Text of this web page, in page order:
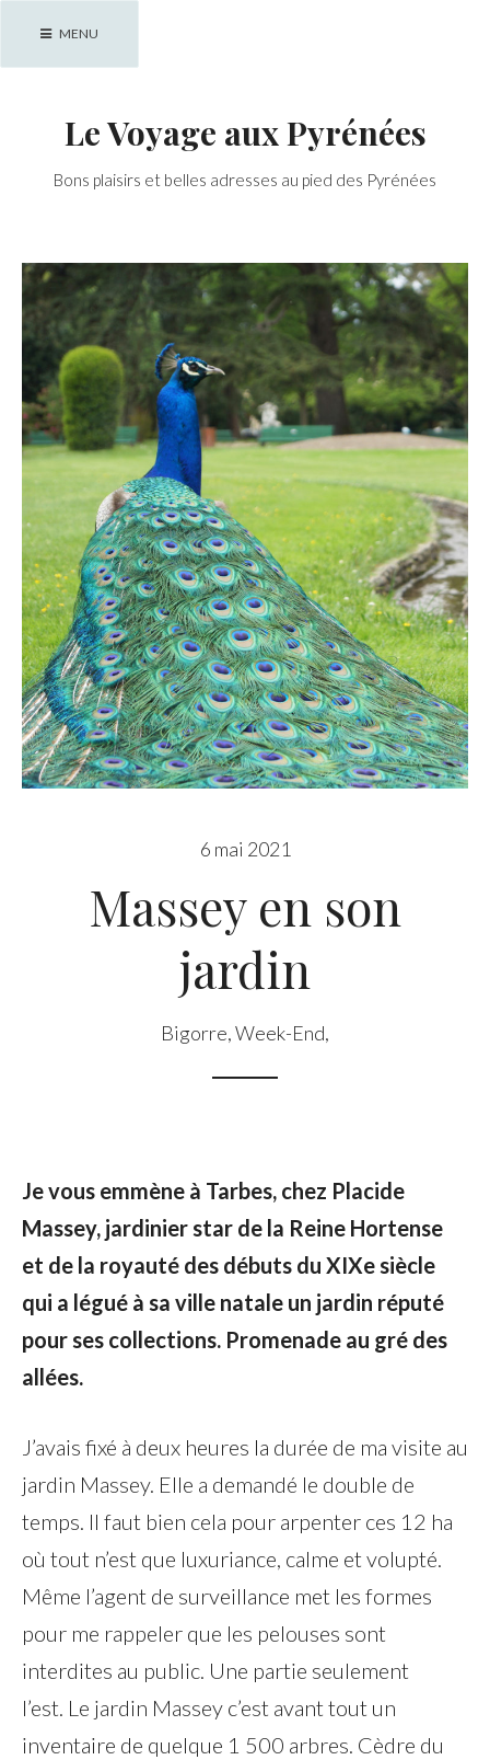
MENU
Le Voyage aux Pyrénées
Bons plaisirs et belles adresses au pied des Pyrénées
6 mai 2021
Massey en son
jardin
Bigorre,Week-End,
Je vous emmène à Tarbes, chez Placide
Massey, jardinier star de la Reine Hortense
et de la royauté des débuts du XIXe siècle
qui a légué à sa ville natale un jardin réputé
pour ses collections. Promenade au gré des
allées.
J’avais fixé à deux heures la durée de ma visite au
jardin Massey. Elle a demandé le double de
temps. Il faut bien cela pour arpenter ces 12 ha
où tout n’est que luxuriance, calme et volupté.
Même l’agent de surveillance met les formes
pour me rappeler que les pelouses sont
interdites au public. Une partie seulement
l’est. Le jardin Massey c’est avant tout un
inventaire de quelque 1 500 arbres. Cèdre du